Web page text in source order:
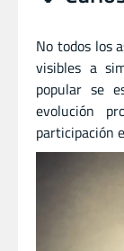
No todos los
visibles a
popular se
evolución
participación